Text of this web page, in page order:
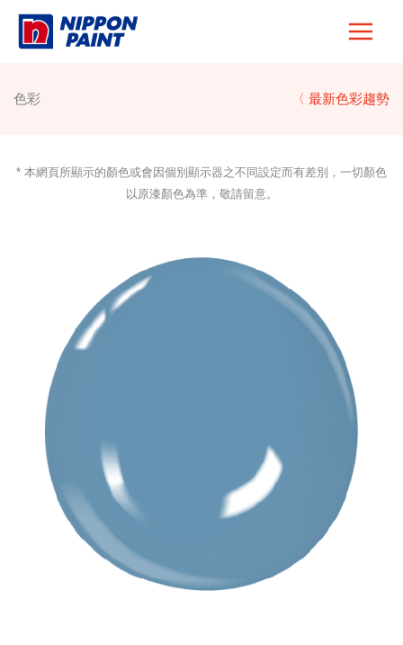
Skip
色彩 〈 最新色彩趨勢
* 本網頁所顯示的顏色或會因個別顯示器之不同設定而有差別，一切顏色
以原漆顏色為準，敬請留意。